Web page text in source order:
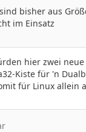
bisher aus
im Einsatz
hier zwei
Kiste für 'n
für Linux allein